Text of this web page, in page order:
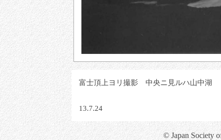
富士頂上ヨリ撮影 中央ニ見ルハ山中湖
13.7.24
© Japan Society